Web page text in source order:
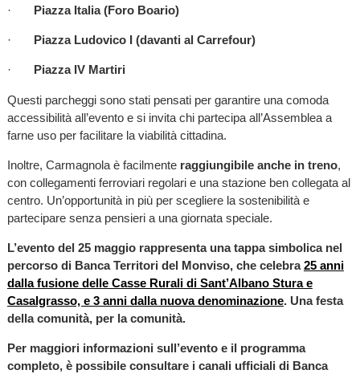
· Piazza Italia (Foro Boario)
· Piazza Ludovico I (davanti al Carrefour)
· Piazza IV Martiri
Questi parcheggi sono stati pensati per garantire una comoda
accessibilità all’evento e si invita chi partecipa all’Assemblea a
farne uso per facilitare la viabilità cittadina.
Inoltre, Carmagnola è facilmente raggiungibile anche in treno,
con collegamenti ferroviari regolari e una stazione ben collegata al
centro. Un’opportunità in più per scegliere la sostenibilità e
partecipare senza pensieri a una giornata speciale.
L’evento del 25 maggio rappresenta una tappa simbolica nel
percorso di Banca Territori del Monviso, che celebra25 anni
dalla fusione delle Casse Rurali di Sant’Albano Stura e
Casalgrasso, e 3 anni dalla nuova denominazione. Una festa
della comunità, per la comunità.
Per maggiori informazioni sull’evento e il programma
completo, è possibile consultare i canali ufficiali di Banca